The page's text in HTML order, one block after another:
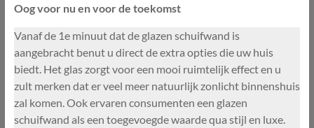
Oog voor nu en voor de toekomst
Vanaf de 1e minuut dat de glazen schuifwand is
aangebracht benut u direct de extra opties die uw huis
biedt. Het glas zorgt voor een mooi ruimtelijk effect en u
zult merken dat er veel meer natuurlijk zonlicht binnenshuis
zal komen. Ook ervaren consumenten een glazen
schuifwand als een toegevoegde waarde qua stijl en luxe.